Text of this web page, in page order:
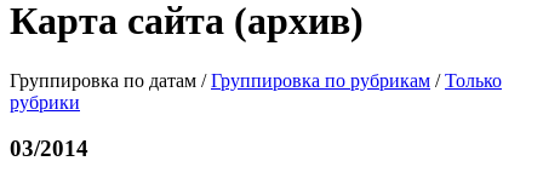
Карта сайта (архив)
Группировка по датам / Группировка по рубрикам / Только
рубрики
03/2014